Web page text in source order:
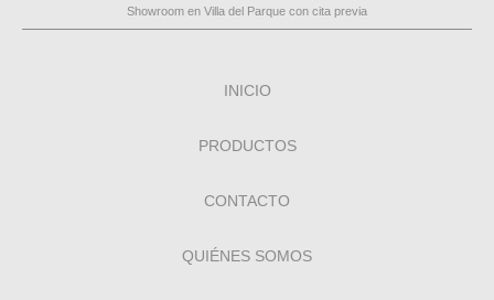
Showroom en Villa del Parque con cita previa
INICIO
PRODUCTOS
CONTACTO
QUIÉNES SOMOS